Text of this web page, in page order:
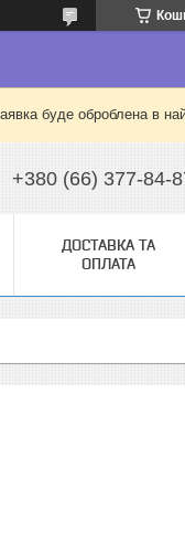
буде оброблена в
+380 (66) 377-84-
ДОСТАВКА ТА
ОПЛАТА